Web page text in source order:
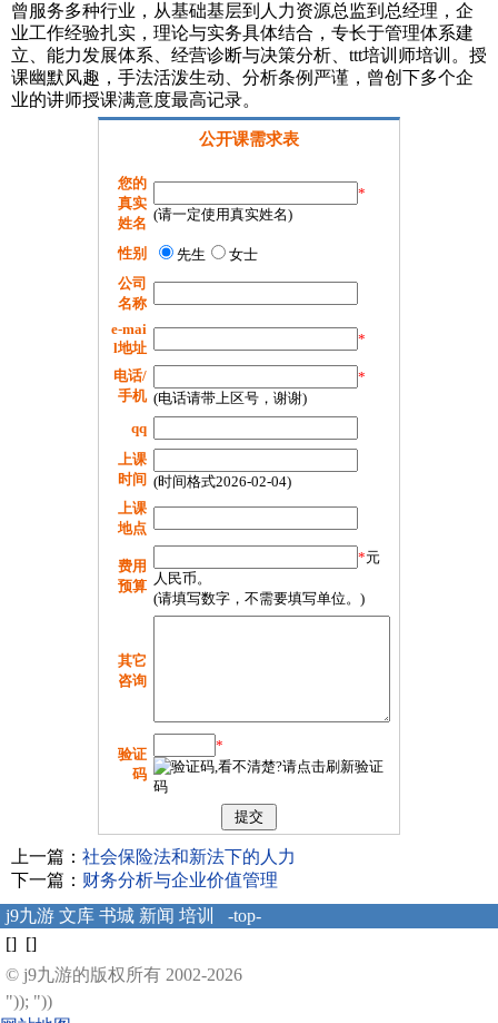
曾服务多种行业，从基础基层到人力资源总监到总经理，企
业工作经验扎实，理论与实务具体结合，专长于管理体系建
立、能力发展体系、经营诊断与决策分析、ttt培训师培训。授
课幽默风趣，手法活泼生动、分析条例严谨，曾创下多个企
业的讲师授课满意度最高记录。
公开课需求表
您的
真实
姓名
*
(请一定使用真实姓名)
性别 先生
女士
公司
名称
e-mai
l地址
*
电话/
手机
*
(电话请带上区号，谢谢)
qq
上课
时间 (时间格式2026-02-04)
上课
地点
费用
预算
*元
人民币。
(请填写数字，不需要填写单位。)
其它
咨询
验证
码
*
上一篇： 社会保险法和新法下的人力
下一篇： 财务分析与企业价值管理
j9九游 文库 书城 新闻 培训
-top-
[] []
© j9九游的版权所有 2002-2026
")); "))